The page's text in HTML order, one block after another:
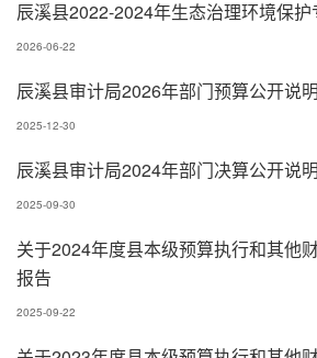
辰溪县2022-2024年生态治理环境保
2026-06-22
辰溪县审计局2026年部门预算公开说明
2025-12-30
辰溪县审计局2024年部门决算公开说明
2025-09-30
关于2024年度县本级预算执行和其他
报告
2025-09-22